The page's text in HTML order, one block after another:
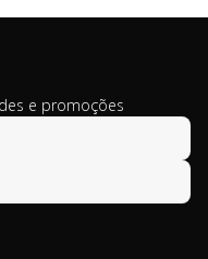
e promoções